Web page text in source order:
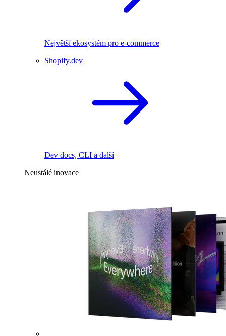
Největší ekosystém pro e-commerce
Shopify.dev
Dev docs, CLI a další
Neustálé inovace